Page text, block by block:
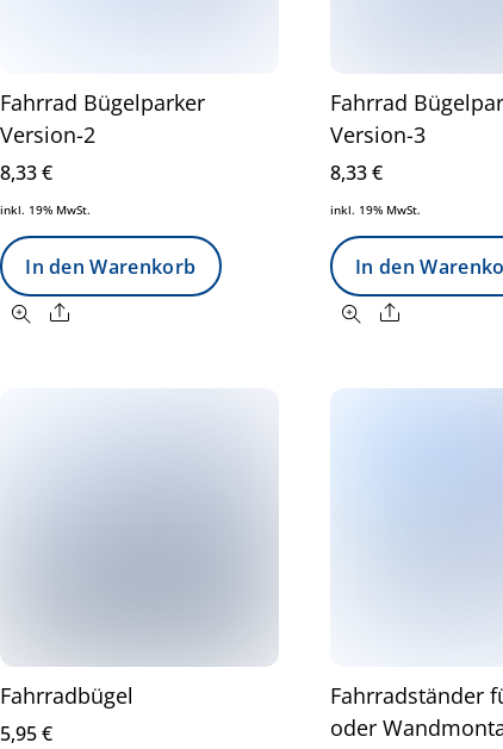
Fahrrad Bügelparker
Version-2
8,33€
inkl. 19% MwSt.
In den Warenkorb
Share
Fahrrad
Version-3
8,33€
inkl. 19% MwSt.
In den
Share
Fahrradbügel
5,95€
Fahrradständer
oder